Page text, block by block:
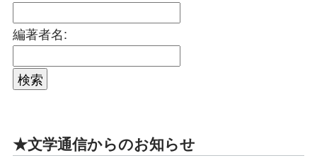
編著者名:
★文学通信からのお知らせ